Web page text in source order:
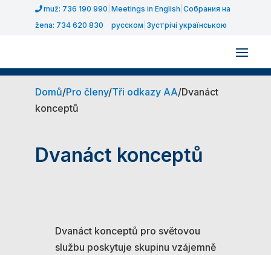
muž: 736 190 990
žena: 734 620 830
Meetings in English Собрания на
русском Зустрічі українською
Domů/Pro členy/Tři odkazy AA/Dvanáct
konceptů
Dvanáct konceptů
Dvanáct konceptů pro světovou
službu poskytuje skupinu vzájemně